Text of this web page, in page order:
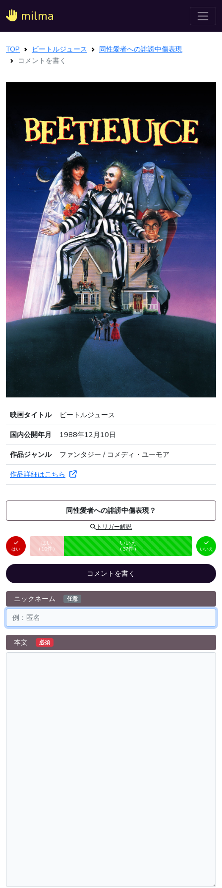
milma
TOP ビートルジュース
同性愛者への誹謗中傷表現
コメントを書く
映画タイトル
ビートルジュース
国内公開年月
1988年12月10日
作品ジャンル
ファンタジー / コメディ・ユーモア
作品詳細はこちら
同性愛者への誹謗中傷表現？
トリガー解説
はい
はい
（ 10件） 未投票
いいえ
（37件） いいえ
コメントを書く
ニックネーム 任意
本文 必須